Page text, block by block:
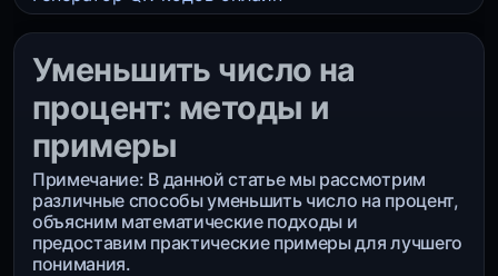
Уменьшить число на
процент: методы и
примеры
Примечание: В данной статье мы рассмотрим
различные способы уменьшить число на процент,
объясним математические подходы и
предоставим практические примеры для лучшего
понимания.